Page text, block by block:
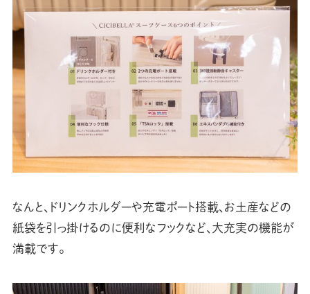
なんと、ドリンクホルダーや充電ポート搭載、お土産などの
紙袋を引っ掛けるのに便利なフックなど、大充実の機能が
満載です。